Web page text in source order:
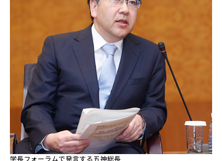
学長フォーラムで発言する五神総長